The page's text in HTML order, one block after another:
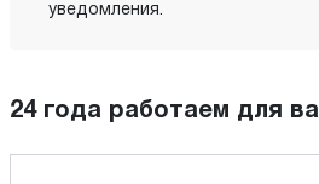
уведомления.
24 года работаем для